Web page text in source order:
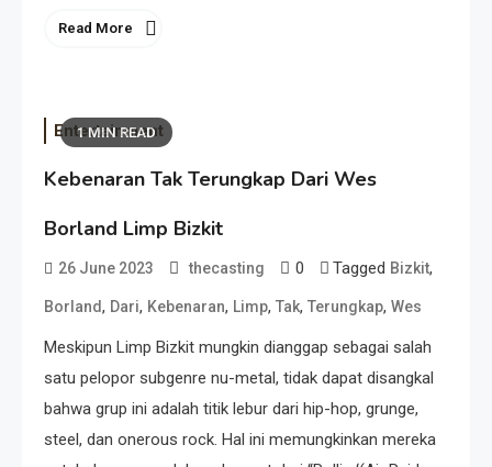
Read More
1 MIN READ
Entertainment
Kebenaran Tak Terungkap Dari Wes
Borland Limp Bizkit
26 June 2023 thecasting 0 Tagged Bizkit,
Borland, Dari, Kebenaran, Limp, Tak, Terungkap, Wes
Meskipun Limp Bizkit mungkin dianggap sebagai salah
satu pelopor subgenre nu-metal, tidak dapat disangkal
bahwa grup ini adalah titik lebur dari hip-hop, grunge,
steel, dan onerous rock. Hal ini memungkinkan mereka